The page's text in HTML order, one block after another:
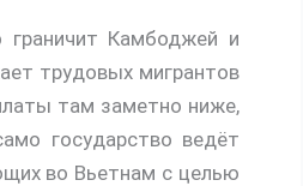
Камбоджей и
трудовых мигрантов
там заметно ниже,
государство ведёт
во Вьетнам с целью